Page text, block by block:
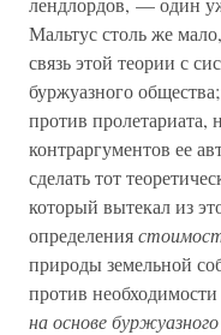
Мальтус столь же
связь этой теории с
буржуазного
против пролетариата,
контраргументов ее
сделать тот
который вытекал из
определения
природы земельной
против
на основе